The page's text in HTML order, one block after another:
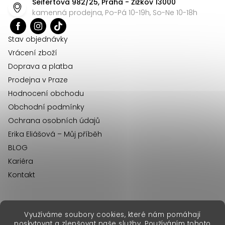
Využíváme soubory cookies, které nám pomáhají
kamenná prodejna, Po-Pá 10-19h, So-Ne 10-18h
Stav objednávky
Vrácení zboží
Doprava a platba
Prodejna v Praze
Hodnocení obchodu
Obchodní podmínky
Ochrana osobních údajů
Erika Eliášová – Můj příběh
BLOG
Kariéra
Kontakt
erikafashion.sk